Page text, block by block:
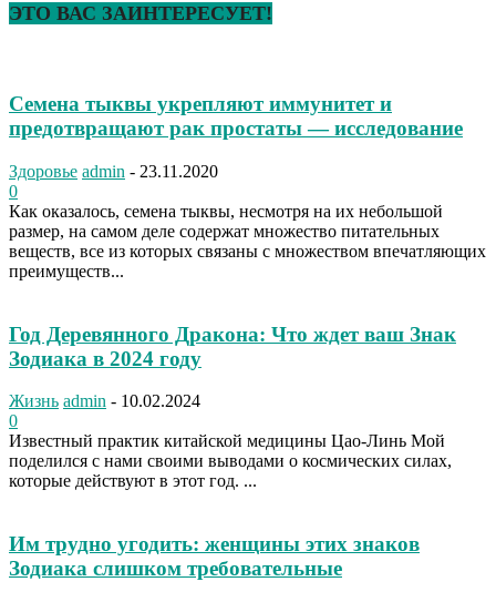
ЭТО ВАС ЗАИНТЕРЕСУЕТ!
Семена тыквы укрепляют иммунитет и
предотвращают рак простаты — исследование
Здоровье admin - 23.11.2020
0
Как оказалось, семена тыквы, несмотря на их небольшой
размер, на самом деле содержат множество питательных
веществ, все из которых связаны с множеством впечатляющих
преимуществ...
Год Деревянного Дракона: Что ждет ваш Знак
Зодиака в 2024 году
Жизнь admin - 10.02.2024
0
Известный практик китайской медицины Цао-Линь Мой
поделился с нами своими выводами о космических силах,
которые действуют в этот год. ...
Им трудно угодить: женщины этих знаков
Зодиака слишком требовательные